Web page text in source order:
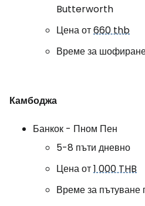
Butterworth
Цена от660 thb
Време за
Камбоджа
Банкок - Пном Пен
5-8 пъти дневно
Цена от1 000 THB
Време за пътуване